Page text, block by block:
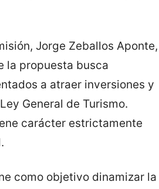
Jorge Zeballos Aponte,
la propuesta busca
a atraer inversiones y
General de Turismo.
carácter estrictamente
como objetivo dinamizar la